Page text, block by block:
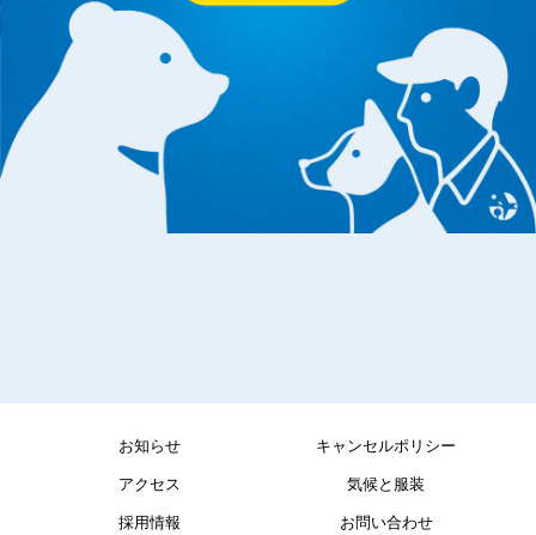
お知らせ キャンセルポリシー
アクセス 気候と服装
採用情報 お問い合わせ